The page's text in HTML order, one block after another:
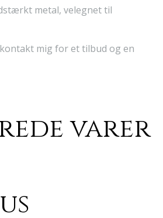
metal, velegnet til
mig for et tilbud og en
varer